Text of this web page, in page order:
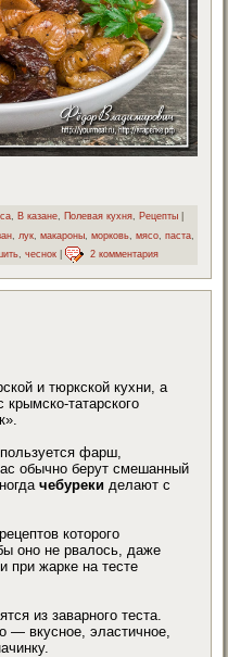
, В казане, Полевая кухня, Рецепты
,лук,макароны,морковь,мясо,паста,
,чеснок | 2 комментария
и тюркской кухни, а
татарского
фарш,
обычно берут смешанный
чебуреки делают с
которого
оно не рвалось, даже
при жарке на тесте
из заварного теста.
— вкусное, эластичное,